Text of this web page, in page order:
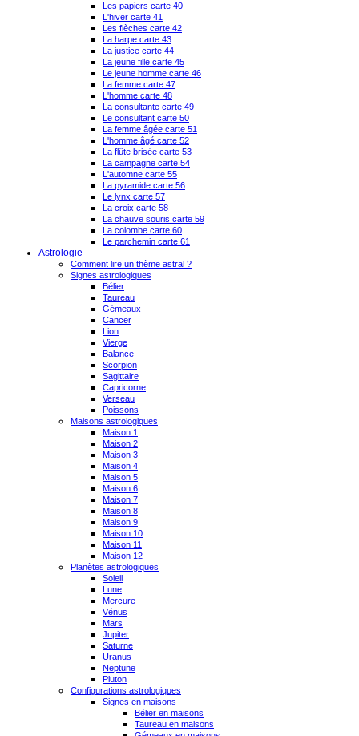
Les papiers carte 40
L'hiver carte 41
Les flèches carte 42
La harpe carte 43
La justice carte 44
La jeune fille carte 45
Le jeune homme carte 46
La femme carte 47
L'homme carte 48
La consultante carte 49
Le consultant carte 50
La femme âgée carte 51
L'homme âgé carte 52
La flûte brisée carte 53
La campagne carte 54
L'automne carte 55
La pyramide carte 56
Le lynx carte 57
La croix carte 58
La chauve souris carte 59
La colombe carte 60
Le parchemin carte 61
Astrologie
Comment lire un thème astral ?
Signes astrologiques
Bélier
Taureau
Gémeaux
Cancer
Lion
Vierge
Balance
Scorpion
Sagittaire
Capricorne
Verseau
Poissons
Maisons astrologiques
Maison 1
Maison 2
Maison 3
Maison 4
Maison 5
Maison 6
Maison 7
Maison 8
Maison 9
Maison 10
Maison 11
Maison 12
Planètes astrologiques
Soleil
Lune
Mercure
Vénus
Mars
Jupiter
Saturne
Uranus
Neptune
Pluton
Configurations astrologiques
Signes en maisons
Bélier en maisons
Taureau en maisons